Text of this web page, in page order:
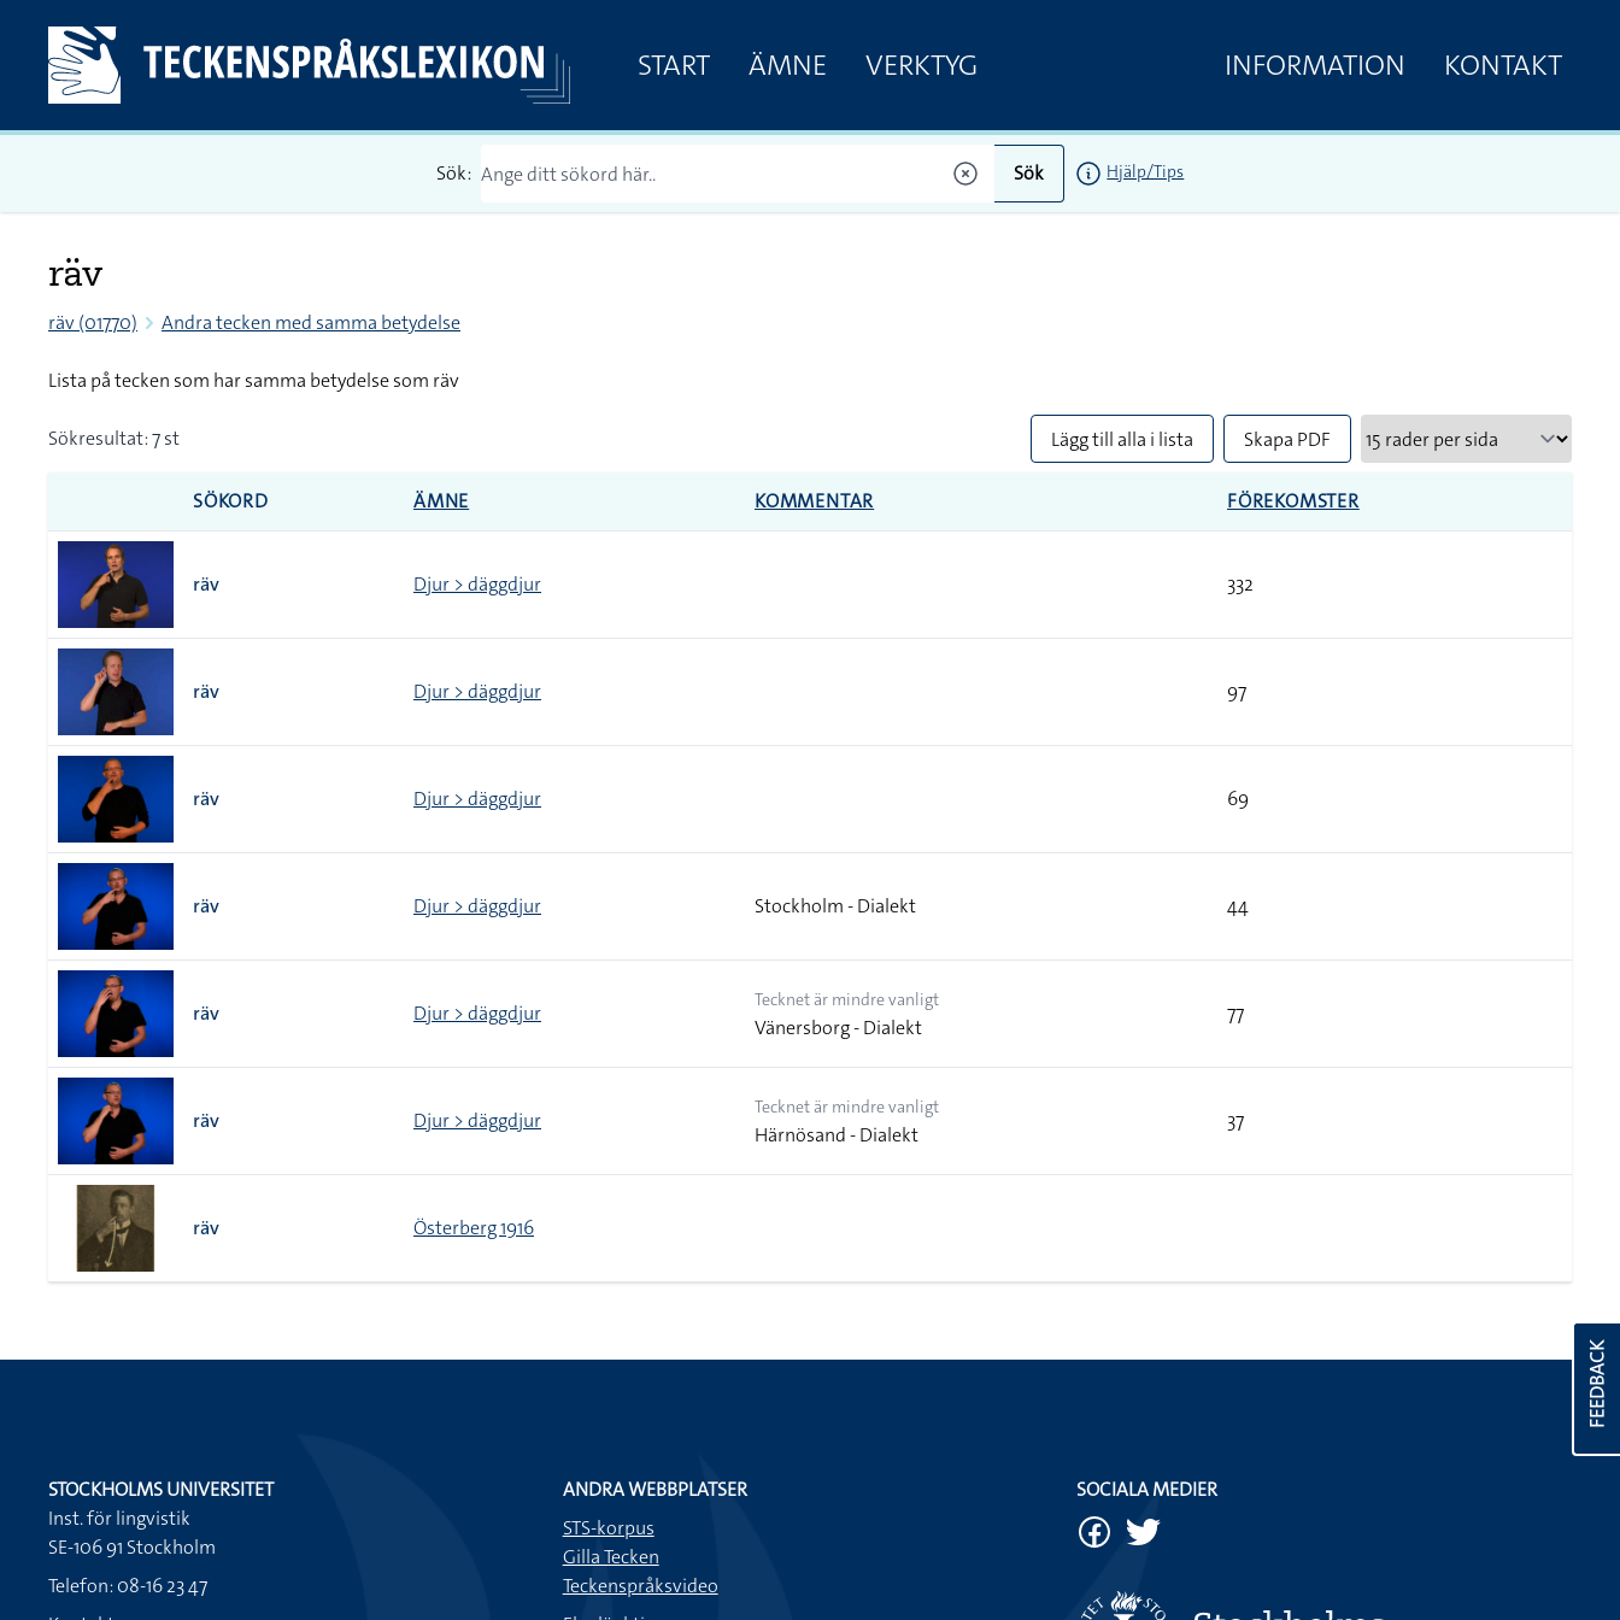
START ÄMNE VERKTYG INFORMATION KONTAKT
Sök: Sök Hjälp/Tips
räv
räv (01770) Andra tecken med samma betydelse
Lista på tecken som har samma betydelse som räv
Sökresultat: 7 st Lägg till alla i lista Skapa PDF
SÖKORD ÄMNE KOMMENTAR FÖREKOMSTER
räv Djur > däggdjur 332
räv Djur > däggdjur 97
räv Djur > däggdjur 69
räv Djur > däggdjur Stockholm - Dialekt 44
räv Djur > däggdjur
Tecknet är mindre vanligt
Vänersborg - Dialekt
77
räv Djur > däggdjur
Tecknet är mindre vanligt
Härnösand - Dialekt
37
räv Österberg 1916
FEEDBACK
STOCKHOLMS UNIVERSITET
Inst. för lingvistik
SE-106 91 Stockholm
Telefon: 08-16 23 47
ANDRA WEBBPLATSER
STS-korpus
Gilla Tecken
Teckenspråksvideo
SOCIALA MEDIER